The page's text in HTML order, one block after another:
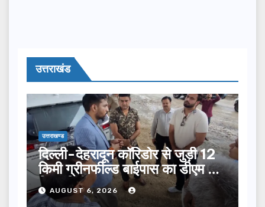
उत्तराखंड
उत्तराखण्ड
दिल्ली-देहरादून कॉरिडोर से जुड़ी 12
किमी ग्रीनफील्ड बाईपास का डीएम ने
किया निरीक्षण…
AUGUST 6, 2026